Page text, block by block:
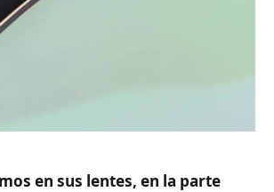
en sus lentes, en la parte